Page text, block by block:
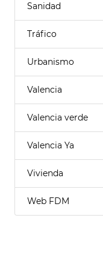
Sanidad
Tráfico
Urbanismo
Valencia
Valencia verde
Valencia Ya
Vivienda
Web FDM